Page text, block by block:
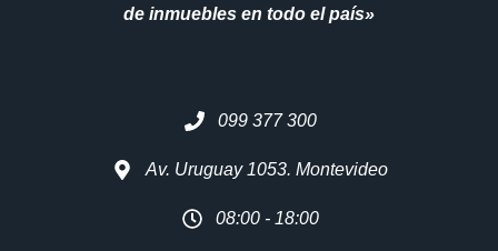
de inmuebles en todo el país»
099 377 300
Av. Uruguay 1053. Montevideo
08:00 - 18:00